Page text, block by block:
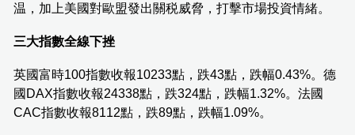
温，加上美國對歐盟發出關税威脅，打擊市場投資情緒。
三大指數全線下挫
英國富時100指數收報10233點，跌43點，跌幅0.43%。德
國DAX指數收報24338點，跌324點，跌幅1.32%。法國
CAC指數收報8112點，跌89點，跌幅1.09%。